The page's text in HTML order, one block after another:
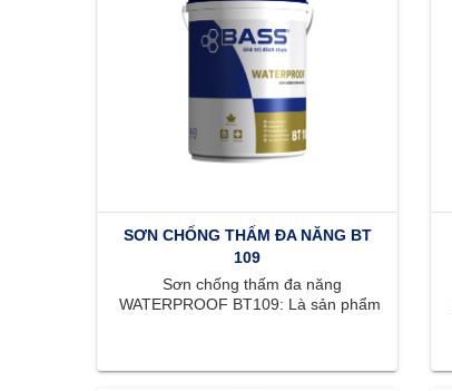
SƠN CHỐNG THẤM ĐA NĂNG BT
109
Sơn chống thấm đa năng
WATERPROOF BT109: Là sản phẩm